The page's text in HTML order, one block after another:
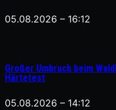
05.08.2026 – 16:12
Großer Umbruch beim
Härtetest
05.08.2026 – 14:12